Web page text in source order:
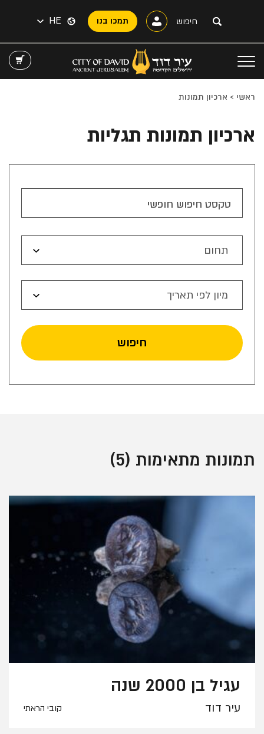
תמכו בנו HE
ראשי > ארכיון תמונות
ארכיון תמונות תגליות
טקסט חיפוש חופשי
תחום
מיון לפי תאריך
חיפוש
תמונות מתאימות (5
)
עגיל בן 2000 שנה
עיר דוד קובי הראתי